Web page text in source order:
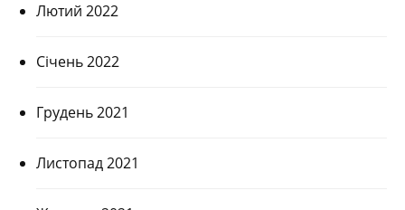
Лютий 2022
Січень 2022
Грудень 2021
Листопад 2021